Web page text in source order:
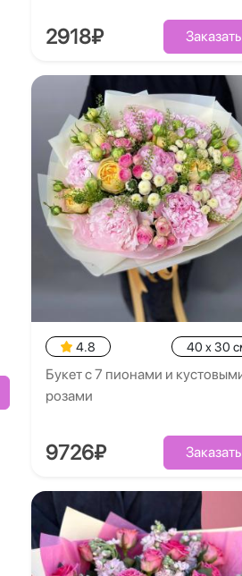
2918₽ Заказать
4.8 40 x 30
Букет с 7 пионами и
розами
9726₽ Заказать